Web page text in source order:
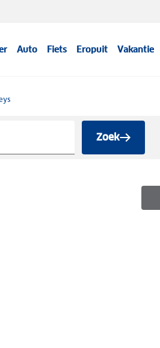
Auto Fiets Eropuit Vakantie
Zoek